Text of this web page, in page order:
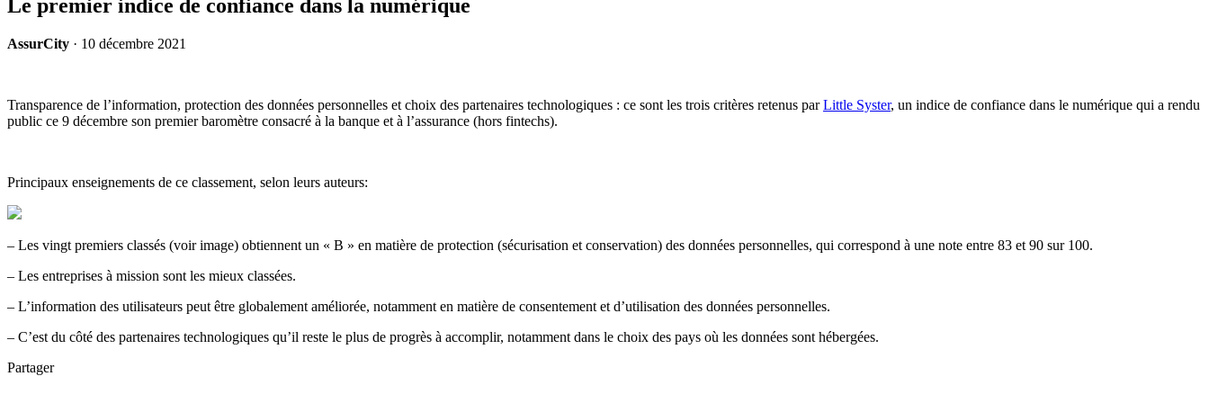
Le premier indice de confiance dans la numérique
AssurCity · 10 décembre 2021
Transparence de l’information, protection des données personnelles et choix des partenaires technologiques : ce sont les trois critères retenus parLittle Syster, un indice de confiance dans le numérique qui a rendu
public ce 9 décembre son premier baromètre consacré à la banque et à l’assurance (hors fintechs).
Principaux enseignements de ce classement, selon leurs auteurs:
– Les vingt premiers classés (voir image) obtiennent un « B » en matière de protection (sécurisation et conservation) des données personnelles, qui correspond à une note entre 83 et 90 sur 100.
– Les entreprises à mission sont les mieux classées.
– L’information des utilisateurs peut être globalement améliorée, notamment en matière de consentement et d’utilisation des données personnelles.
– C’est du côté des partenaires technologiques qu’il reste le plus de progrès à accomplir, notamment dans le choix des pays où les données sont hébergées.
Partager